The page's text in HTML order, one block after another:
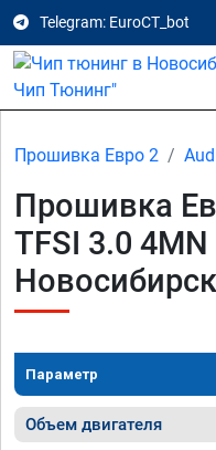
Telegram: EuroCT_bot
Прошивка Евро 2
Прошивка
TFSI 3.0
Параметр
Объем двигателя